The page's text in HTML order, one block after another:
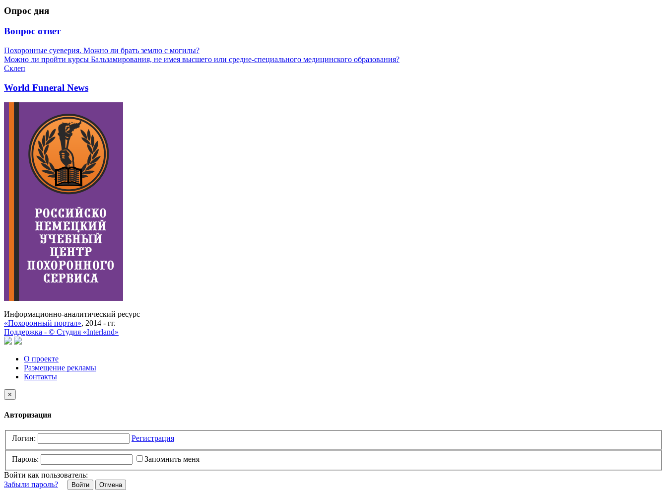
Опрос дня
Вопрос ответ
Похоронные суеверия. Можно ли брать землю с могилы?
Можно ли пройти курсы Бальзамирования, не имея высшего или средне-специального медицинского образования?
Склеп
World Funeral News
Информационно-аналитический ресурс
«Похоронный портал», 2014 - гг.
Поддержка - © Cтудия «Interland»
О проекте
Размещение рекламы
Контакты
×
Авторизация
Логин: Регистрация
Пароль:
Запомнить меня
Войти как пользователь:
Забыли пароль?
Отмена